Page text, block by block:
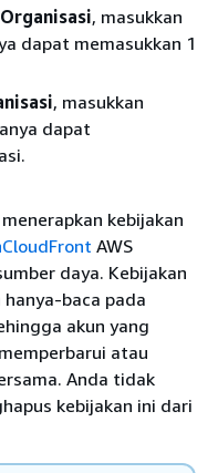
, masukkan
dapat memasukkan 1
, masukkan
dapat
kebijakan
AWS
daya. Kebijakan
baca pada
akun yang
atau
Anda tidak
kebijakan ini dari